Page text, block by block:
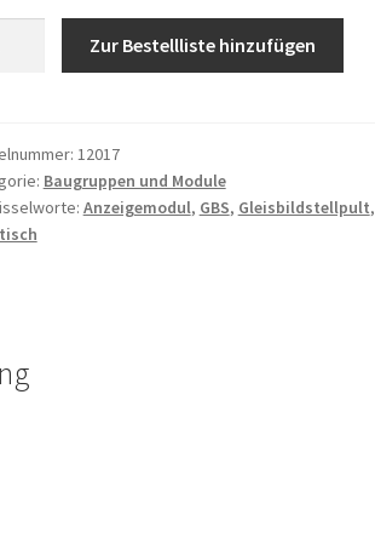
Zur Bestellliste hinzufügen
12017
Baugruppen und Module
Anzeigemodul, GBS, Gleisbildstellpult,